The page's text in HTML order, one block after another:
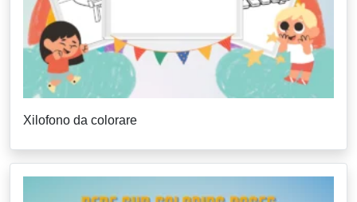
Xilofono da colorare